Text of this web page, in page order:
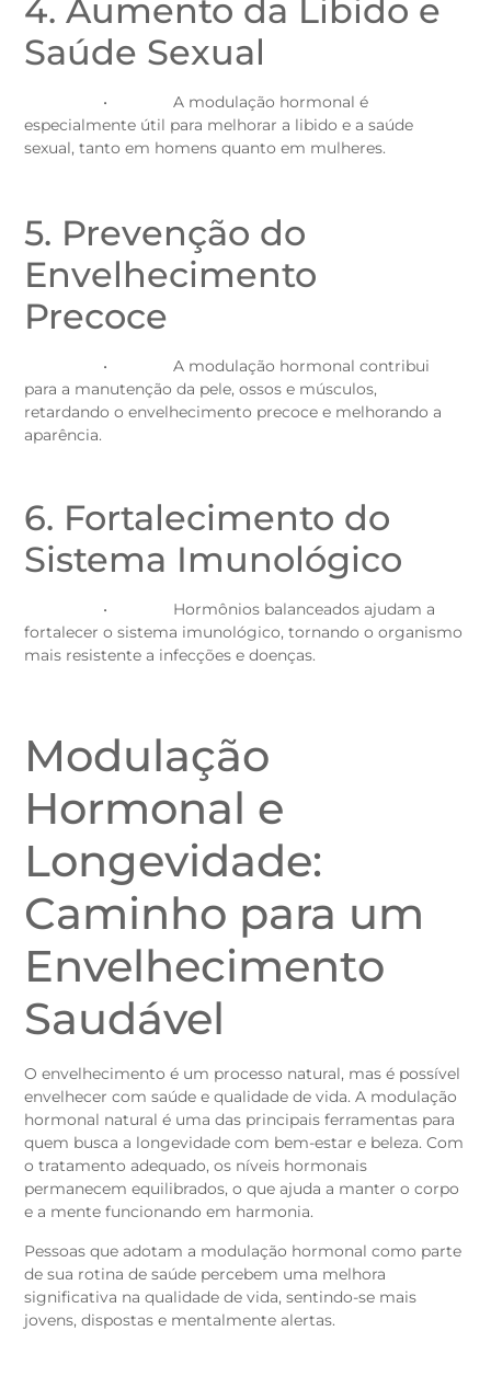
4. Aumento da Libido e
Saúde Sexual
• A modulação hormonal é
especialmente útil para melhorar a libido e a saúde
sexual, tanto em homens quanto em mulheres.
5. Prevenção do
Envelhecimento
Precoce
• A modulação hormonal contribui
para a manutenção da pele, ossos e músculos,
retardando o envelhecimento precoce e melhorando a
aparência.
6. Fortalecimento do
Sistema Imunológico
• Hormônios balanceados ajudam a
fortalecer o sistema imunológico, tornando o organismo
mais resistente a infecções e doenças.
Modulação
Hormonal e
Longevidade:
Caminho para um
Envelhecimento
Saudável
O envelhecimento é um processo natural, mas é possível
envelhecer com saúde e qualidade de vida. A modulação
hormonal natural é uma das principais ferramentas para
quem busca a longevidade com bem-estar e beleza. Com
o tratamento adequado, os níveis hormonais
permanecem equilibrados, o que ajuda a manter o corpo
e a mente funcionando em harmonia.
Pessoas que adotam a modulação hormonal como parte
de sua rotina de saúde percebem uma melhora
significativa na qualidade de vida, sentindo-se mais
jovens, dispostas e mentalmente alertas.